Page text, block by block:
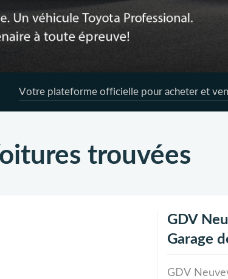
Votre plateforme officielle pour acheter et
trouvées
GDV
Garage
GDV